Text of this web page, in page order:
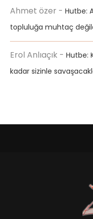
Ahmet özer - Hutbe:
topluluğa muhtaç
Erol Anlıaçık - Hutbe:
kadar sizinle